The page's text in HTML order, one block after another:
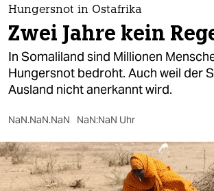
themen
politik
öko
sport
Hungersnot in Ostafrika
Zwei Jahre kein
In Somaliland sind Millionen
Hungersnot bedroht. Auch weil der
Ausland nicht anerkannt wird.
NaN.NaN.NaN NaN:NaN Uhr